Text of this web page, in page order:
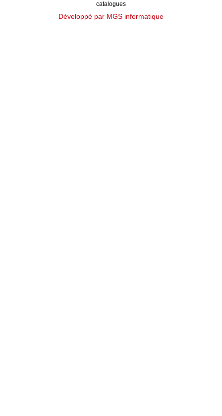
catalogues
Développé par MGS informatique